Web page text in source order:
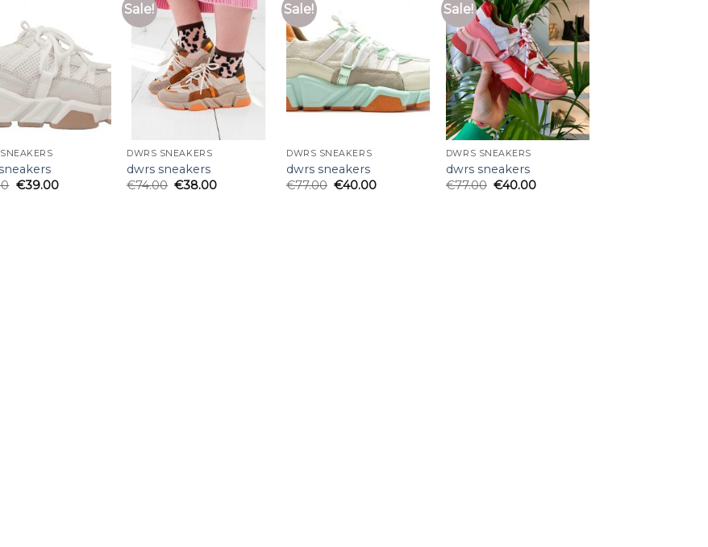
€39.00
Sale!
DWRS SNEAKERS
dwrs sneakers
€74.00 €38.00
Sale!
DWRS SNEAKERS
dwrs sneakers
€77.00 €40.00
Sale!
DWRS SNEAKERS
dwrs sneakers
€77.00 €40.00